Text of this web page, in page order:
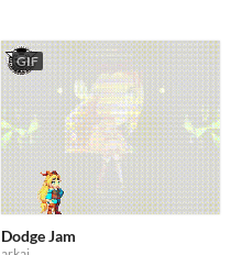
GIF
Dodge Jam